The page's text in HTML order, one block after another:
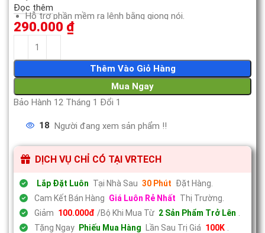
Hỗ trợ phần mềm ra lệnh bằng giọng nói.
Đèn LED thay đổi màu sắc hợp thẫm mỹ.
Đọc thêm
290.000 ₫
Thêm Vào Giỏ Hàng
Mua Ngay
Bảo Hành 12 Tháng 1 Đổi 1
18 Người đang xem sản phẩm !!
DỊCH VỤ CHỈ CÓ TẠI VRTECH
Lắp Đặt Luôn Tại Nhà Sau 30 Phút Đặt Hàng.
Cam Kết Bán Hàng Giá Luôn Rẻ Nhất Thị Trường.
Giảm 100.000đ /Bộ Khi Mua Từ 2 Sản Phẩm Trở Lên
Tặng Ngay
Phiếu Mua Hàng Lần Sau Trị Giá 100K